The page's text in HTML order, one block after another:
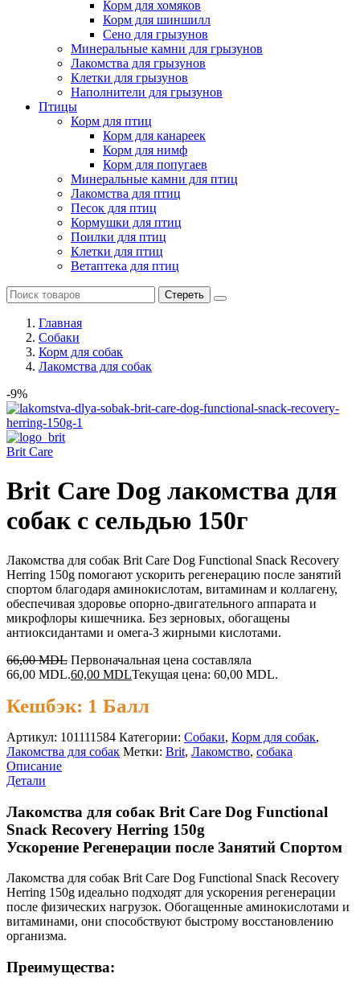
Корм для хомяков
Корм для шиншилл
Сено для грызунов
Минеральные камни для грызунов
Лакомства для грызунов
Клетки для грызунов
Наполнители для грызунов
Птицы
Корм для птиц
Корм для канареек
Корм для нимф
Корм для попугаев
Минеральные камни для птиц
Лакомства для птиц
Песок для птиц
Кормушки для птиц
Поилки для птиц
Клетки для птиц
Ветаптека для птиц
Стереть
Главная
Cобаки
Корм для собак
Лакомства для собак
-9%
Brit Care
Brit Care Dog лакомства для
собак с сельдью 150г
Лакомства для собак Brit Care Dog Functional Snack Recovery
Herring 150g помогают ускорить регенерацию после занятий
спортом благодаря аминокислотам, витаминам и коллагену,
обеспечивая здоровье опорно-двигательного аппарата и
микрофлоры кишечника. Без зерновых, обогащены
антиоксидантами и омега-3 жирными кислотами.
66,00MDL Первоначальная цена составляла
66,00 MDL.60,00 MDLТекущая цена: 60,00 MDL.
Кешбэк: 1 Балл
Артикул: 101111584 Категории: Cобаки, Корм для собак,
Лакомства для собак Метки: Brit, Лакомство, собака
Описание
Детали
Лакомства для собак Brit Care Dog Functional
Snack Recovery Herring 150g
Ускорение Регенерации после Занятий Спортом
Лакомства для собак Brit Care Dog Functional Snack Recovery
Herring 150g идеально подходят для ускорения регенерации
после физических нагрузок. Обогащенные аминокислотами и
витаминами, они способствуют быстрому восстановлению
организма.
Преимущества: